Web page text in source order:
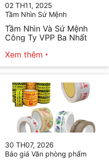
02 TH11, 2025
Tầm Nhìn Sứ Mệnh
Tầm Nhìn Và Sứ Mệnh
Công Ty VPP Ba Nhất
Xem thêm
30 TH07, 2026
Báo giá Văn phòng phẩm